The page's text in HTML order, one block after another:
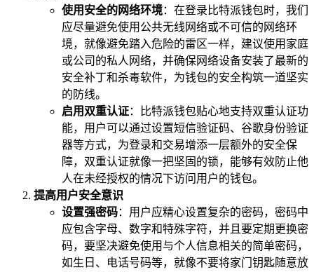
使用安全的网络环境：在登录比特派钱包时，我们
应尽量避免使用公共无线网络或不可信的网络环
境，就像避免踏入危险的雷区一样，建议使用家庭
或公司的私人网络，并确保网络设备安装了最新的
安全补丁和杀毒软件，为钱包的安全构筑一道坚实
的防线。
启用双重认证：比特派钱包贴心地支持双重认证功
能，用户可以通过设置短信验证码、谷歌身份验证
器等方式，为登录和交易增添一层额外的安全保
障，双重认证就像一把坚固的锁，能够有效防止他
人在未经授权的情况下访问用户的钱包。
提高用户安全意识
设置强密码：用户应精心设置复杂的密码，密码中
应包含字母、数字和特殊字符，并且要定期更换密
码，要坚决避免使用与个人信息相关的简单密码，
如生日、电话号码等，就像不要将家门钥匙随意放